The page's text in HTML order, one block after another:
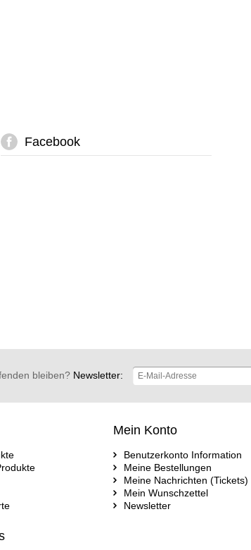
Facebook
bleiben?Newsletter:
Mein Konto
Benutzerkonto Information
Meine Bestellungen
Meine Nachrichten (Tickets)
Mein Wunschzettel
Newsletter